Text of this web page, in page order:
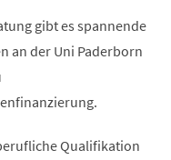
gibt es spannende
an der Uni Paderborn
Qualifikation